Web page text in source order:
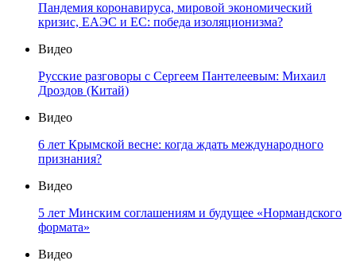
Пандемия коронавируса, мировой экономический
кризис, ЕАЭС и ЕС: победа изоляционизма?
Видео
Русские разговоры с Сергеем Пантелеевым: Михаил
Дроздов (Китай)
Видео
6 лет Крымской весне: когда ждать международного
признания?
Видео
5 лет Минским соглашениям и будущее «Нормандского
формата»
Видео